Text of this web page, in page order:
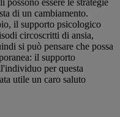
di un cambiamento.
il supporto psicologico
circoscritti di ansia,
si può pensare che possa
il supporto
per questa
utile un caro saluto